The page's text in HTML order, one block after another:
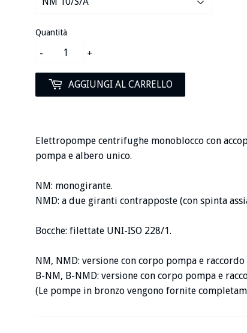
Quantità
+
-
AGGIUNGI AL CARRELLO
Elettropompe centrifughe monoblocco con
pompa e albero unico.
NM: monogirante.
NMD: a due giranti contrapposte (con spinta
Bocche: filettate UNI-ISO 228/1.
NM, NMD: versione con corpo pompa e raccordo
B-NM, B-NMD: versione con corpo pompa e
(Le pompe in bronzo vengono fornite